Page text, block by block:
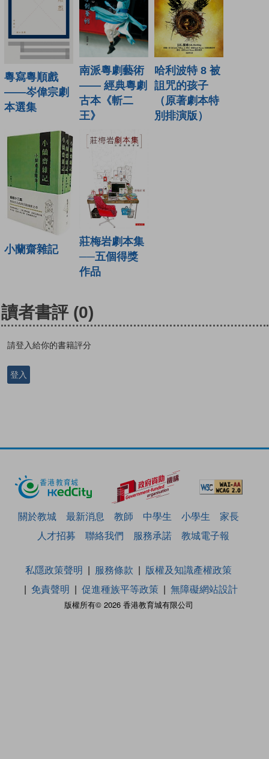
粵寫粵順戲
——岑偉宗劇
本選集
南派粵劇藝術
—— 經典粵劇
古本《斬二
王》
哈利波特 8 被
詛咒的孩子
（原著劇本特
別排演版）
小蘭齋雜記
莊梅岩劇本集
──五個得獎
作品
讀者書評 (0)
請登入給你的書籍評分
登入
關於教城 最新消息 教師 中學生 小學生
家長
人才招募
聯絡我們 服務承諾 教城電子報
版權所有© 2026 香港教育城有限公司
私隱政策聲明 服務條款
版權及知識產權政策
免責聲明
促進種族平等政策 無障礙網站設計